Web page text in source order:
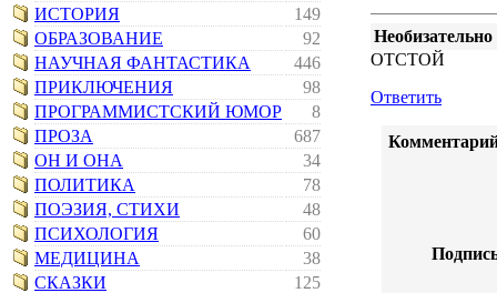
ИСТОРИЯ
149
ОБРАЗОВАНИЕ
92
НАУЧНАЯ ФАНТАСТИКА
446
ПРИКЛЮЧЕНИЯ
98
ПРОГРАММИСТСКИЙ ЮМОР
8
ПРОЗА
687
ОН И ОНА
34
ПОЛИТИКА
78
ПОЭЗИЯ, СТИХИ
48
ПСИХОЛОГИЯ
60
МЕДИЦИНА
38
СКАЗКИ
125
Необизательно
ОТСТОЙ
Ответить